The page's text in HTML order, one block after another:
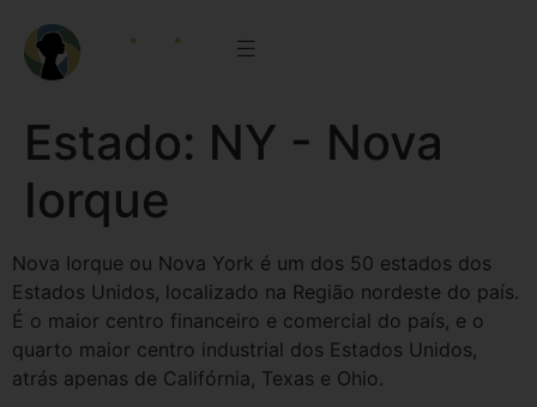
Estado: NY - Nova
Iorque
Nova Iorque ou Nova York é um dos 50 estados dos
Estados Unidos, localizado na Região nordeste do país.
É o maior centro financeiro e comercial do país, e o
quarto maior centro industrial dos Estados Unidos,
atrás apenas de Califórnia, Texas e Ohio.